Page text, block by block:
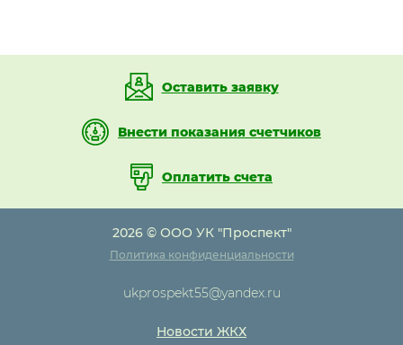
Оставить заявку
Внести показания счетчиков
Оплатить счета
2026 © ООО УК "Проспект"
Политика конфиденциальности
ukprospekt55@yandex.ru
Новости ЖКХ